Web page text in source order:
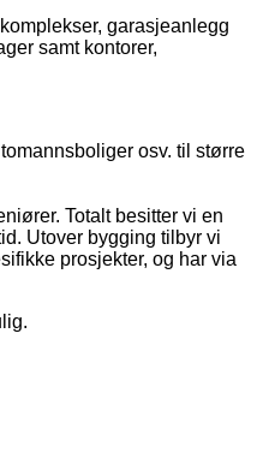
garasjeanlegg
samt kontorer,
osv. til større
Totalt besitter vi en
Utover bygging tilbyr vi
prosjekter, og har via